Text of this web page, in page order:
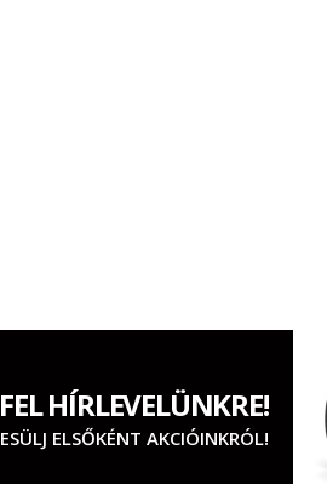
HÍRLEVELÜNKRE!
ELSŐKÉNT AKCIÓINKRÓL!